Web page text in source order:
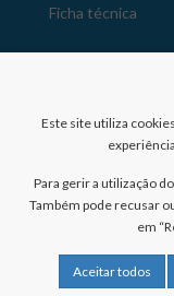
Ficha técnica
41031489
Este site utiliza
Para gerir a utilização
Também pode recusar
em
Aceitar todos